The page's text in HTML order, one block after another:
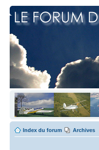
Index du forum Archives